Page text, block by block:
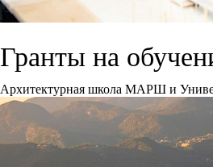
Гранты на
Архитектурная школа МАРШ и